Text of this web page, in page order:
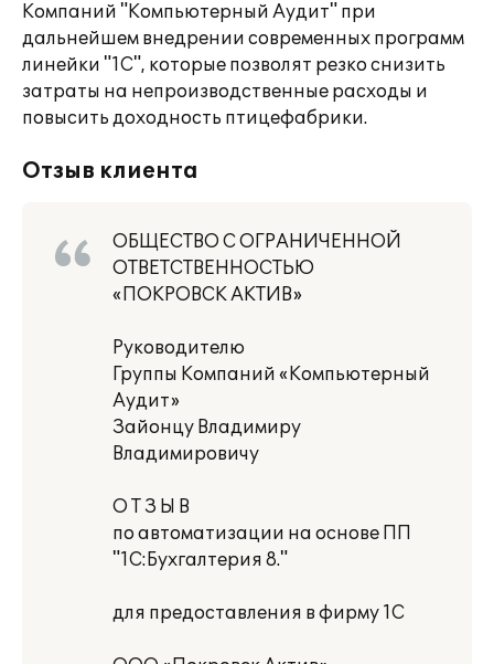
Компаний "Компьютерный Аудит" при
дальнейшем внедрении современных программ
линейки "1С", которые позволят резко снизить
затраты на непроизводственные расходы и
повысить доходность птицефабрики.
Отзыв клиента
ОБЩЕСТВО С ОГРАНИЧЕННОЙ
ОТВЕТСТВЕННОСТЬЮ
«ПОКРОВСК АКТИВ»
Руководителю
Группы Компаний «Компьютерный
Аудит»
Зайонцу Владимиру
Владимировичу
О Т З Ы В
по автоматизации на основе ПП
"1С:Бухгалтерия 8."
для предоставления в фирму 1С